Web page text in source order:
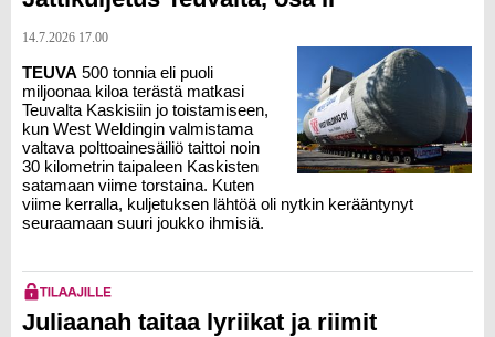
14.7.2026 17.00
TEUVA 500 tonnia eli puoli
miljoonaa kiloa terästä matkasi
Teuvalta Kaskisiin jo toistamiseen,
kun West Weldingin valmistama
valtava polttoainesäiliö taittoi noin
30 kilometrin taipaleen Kaskisten
satamaan viime torstaina. Kuten
viime kerralla, kuljetuksen lähtöä oli nytkin kerääntynyt
seuraamaan suuri joukko ihmisiä.
Juliaanah taitaa lyriikat ja riimit